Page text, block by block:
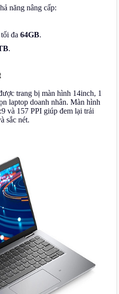
năng nâng cấp:
tối đa64GB.
.
trang bị màn hình 14inch, 1
laptop doanh nhân. Màn hình
và 157 PPI giúp đem lại trải
sắc nét.